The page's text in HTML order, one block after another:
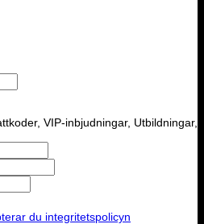
VIP-inbjudningar, Utbildningar,
du integritetspolicyn